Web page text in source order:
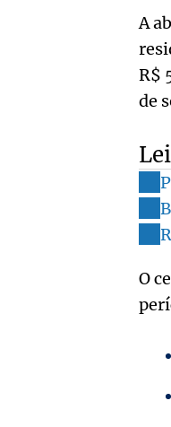
A
R$
de
O